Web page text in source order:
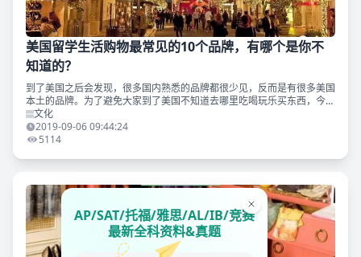
美国留学生活购物最常见的10个品牌，有哪个是你不
知道的？
到了美国之后会发现，很多国内熟悉的品牌都很少见，反而是有很多美国
本土的品牌。为了避免大家到了美国不知道去哪里吃喝玩乐买东西，今天
TD就带你来梳理美国比较常见的10个衣食住行品牌，到了美国做一个本
地人！ 还记得我到
文化
2019-09-06 09:44:24
5114
AP/SAT/托福/雅思/AL/IB/竞赛
最新全科资料&真题